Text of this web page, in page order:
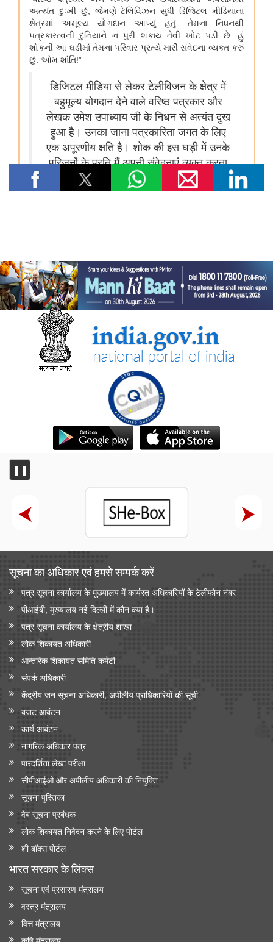
❚❚
सूचना का अधिकार एवं हमसे सम्‍पर्क करें
पत्र सूचना कार्यालय के मुख्यालय में कार्यरत अधिकारियों के टेलीफोन नंबर
पीआईबी, मुख्यालय नई दिल्ली में कौन क्या है।
पत्र सूचना कार्यालय के क्षेत्रीय शाखा
लोक शिकायत अधिकारी
आन्‍तरिक शिकायत समिति कमेटी
संपर्क अधिकारी
केंद्रीय जन सूचना अधिकारी, अपीलीय प्राधिकारियों की सूची
बजट आबंटन
कार्य आबंटन
नागरिक अधिकार पत्र
पारदर्शिता लेखा परीक्षा
सीपीआईओ और अपी‍लीय अधिकारी की नियुक्ति
सूचना पुस्तिका
वेब सूचना प्रबंधक
लोक शिकायत निवेदन करने के लिए पोर्टल
शी बॉक्स पोर्टल
भारत सरकार के लिंक्‍स
सूचना एवं प्रसारण मंत्रालय
वस्त्र मंत्रालय
वित्त मंत्रालय